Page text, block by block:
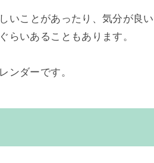
いことがあったり、気分が良
らいあることもあります。
ンダーです。